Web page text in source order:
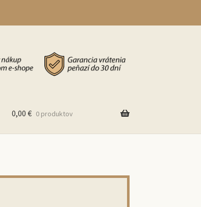
0,00 € 0 produktov